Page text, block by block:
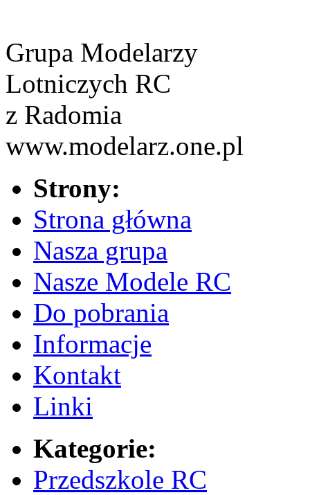
Grupa Modelarzy
Lotniczych RC
z Radomia
www.modelarz.one.pl
Strony:
Strona główna
Nasza grupa
Nasze Modele RC
Do pobrania
Informacje
Kontakt
Linki
Kategorie:
Przedszkole RC